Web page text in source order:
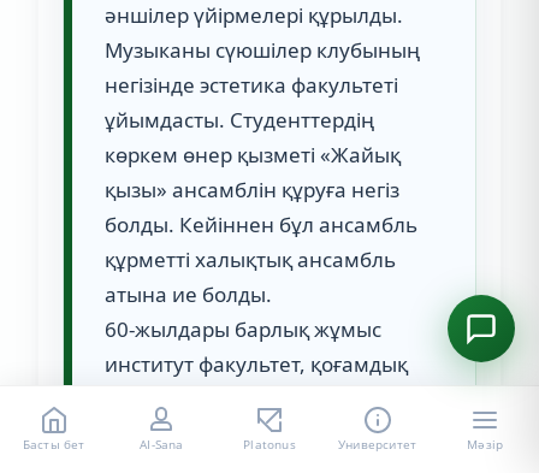
әншілер үйірмелері құрылды.
Музыканы сүюшілер клубының
негізінде эстетика факультеті
ұйымдасты. Студенттердің
көркем өнер қызметі «Жайық
қызы» ансамблін құруға негіз
болды. Кейіннен бұл ансамбль
құрметті халықтық ансамбль
атына ие болды.
60-жылдары барлық жұмыс
институт факультет, қоғамдық
тарапынан бағыт беріліп, іске
Басты бет AI-Sana Platonus Университет Мәзір